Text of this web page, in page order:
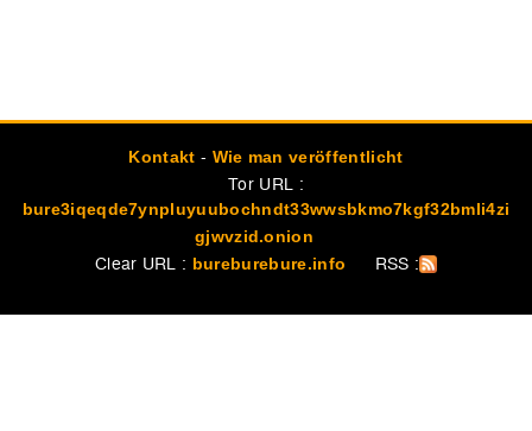
Kontakt - Wie man veröffentlicht
Tor URL :
bure3iqeqde7ynpluyuubochndt33wwsbkmo7kgf32bmli4zi
gjwvzid.onion
Clear URL : bureburebure.info RSS :